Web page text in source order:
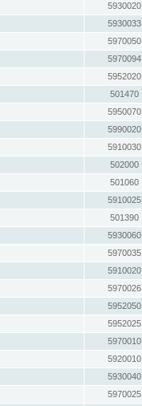
5930020
5930033
5970050
5970094
5952020
501470
5950070
5990020
5910030
502000
501060
5910025
501390
5930060
5970035
5910020
5970026
5952050
5952025
5970010
5920010
5930040
5970025